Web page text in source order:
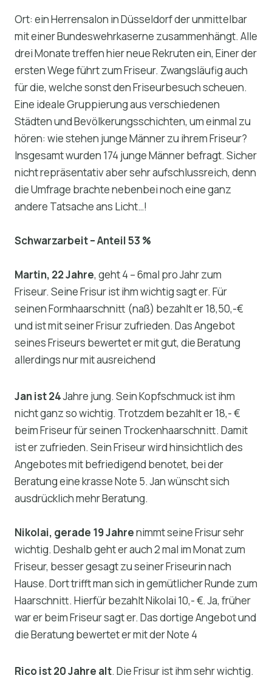
Ort: ein Herrensalon in Düsseldorf der unmittelbar
mit einer Bundeswehrkaserne zusammenhängt. Alle
drei Monate treffen hier neue Rekruten ein, Einer der
ersten Wege führt zum Friseur. Zwangsläufig auch
für die, welche sonst den Friseurbesuch scheuen.
Eine ideale Gruppierung aus verschiedenen
Städten und Bevölkerungsschichten, um einmal zu
hören: wie stehen junge Männer zu ihrem Friseur?
Insgesamt wurden 174 junge Männer befragt. Sicher
nicht repräsentativ aber sehr aufschlussreich, denn
die Umfrage brachte nebenbei noch eine ganz
andere Tatsache ans Licht…!
Schwarzarbeit – Anteil 53 %
Martin, 22 Jahre, geht 4 – 6mal pro Jahr zum
Friseur. Seine Frisur ist ihm wichtig sagt er. Für
seinen Formhaarschnitt (naß) bezahlt er 18,50,-€
und ist mit seiner Frisur zufrieden. Das Angebot
seines Friseurs bewertet er mit gut, die Beratung
allerdings nur mit ausreichend
Jan ist 24Jahre jung. Sein Kopfschmuck ist ihm
nicht ganz so wichtig. Trotzdem bezahlt er 18,- €
beim Friseur für seinen Trockenhaarschnitt. Damit
ist er zufrieden. Sein Friseur wird hinsichtlich des
Angebotes mit befriedigend benotet, bei der
Beratung eine krasse Note 5. Jan wünscht sich
ausdrücklich mehr Beratung.
Nikolai, gerade 19 Jahrenimmt seine Frisur sehr
wichtig. Deshalb geht er auch 2 mal im Monat zum
Friseur, besser gesagt zu seiner Friseurin nach
Hause. Dort trifft man sich in gemütlicher Runde zum
Haarschnitt. Hierfür bezahlt Nikolai 10,- €. Ja, früher
war er beim Friseur sagt er. Das dortige Angebot und
die Beratung bewertet er mit der Note 4
Rico ist 20 Jahre alt. Die Frisur ist ihm sehr wichtig.